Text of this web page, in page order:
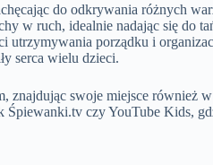
do odkrywania różnych
w ruch, idealnie nadając się do
utrzymywania porządku i
serca wielu dzieci.
znajdując swoje miejsce również
Śpiewanki.tv czy YouTube Kids,